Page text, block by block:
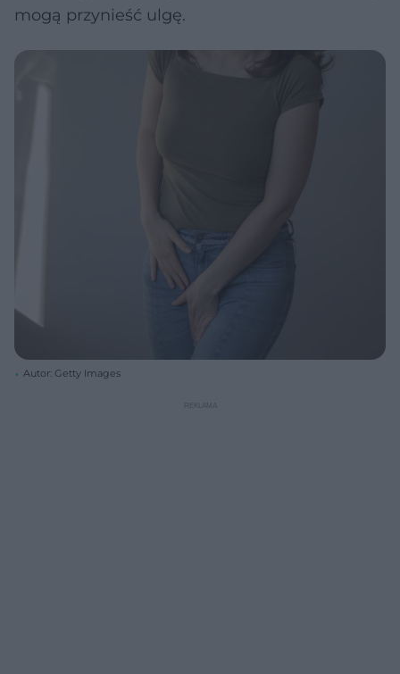
mogą przynieść ulgę.
Autor: Getty Images